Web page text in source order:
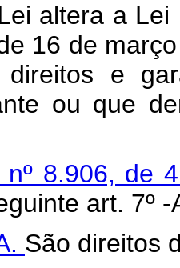
altera a
16 de
direitos e
ou que
nº 8.906, de
art. 7º -
São direitos